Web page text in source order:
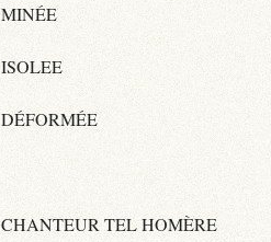
MINÉE
ISOLEE
DÉFORMÉE
CHANTEUR TEL HOMÈRE